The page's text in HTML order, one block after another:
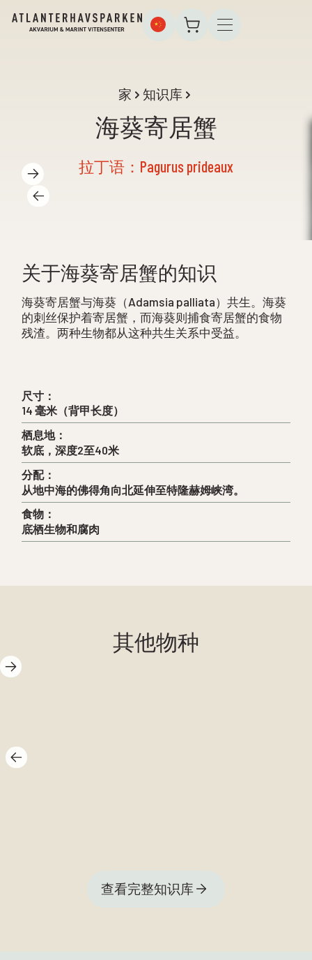
家 知识库
海葵寄居蟹
拉丁语：Pagurus prideaux
尺寸：
14 毫米（背甲长度）
栖息地：
软底，深度2至40米
分配：
从地中海的佛得角向北延伸至特隆赫姆峡湾。
食物：
底栖生物和腐肉
关于海葵寄居蟹的知识
海葵寄居蟹与海葵（Adamsia palliata）共生。海葵
的刺丝保护着寄居蟹，而海葵则捕食寄居蟹的食物
残渣。两种生物都从这种共生关系中受益。
其他物种
查看完整知识库